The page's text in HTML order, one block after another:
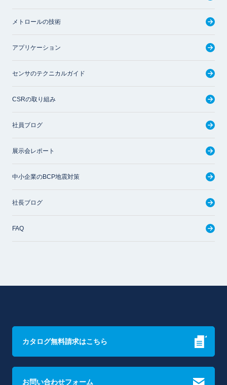
メトロールの技術
アプリケーション
センサのテクニカルガイド
CSRの取り組み
社員ブログ
展示会レポート
中小企業のBCP地震対策
社長ブログ
FAQ
カタログ無料請求はこちら
お問い合わせフォーム